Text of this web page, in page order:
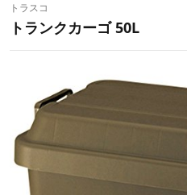
トラスコ
トランクカーゴ 50L